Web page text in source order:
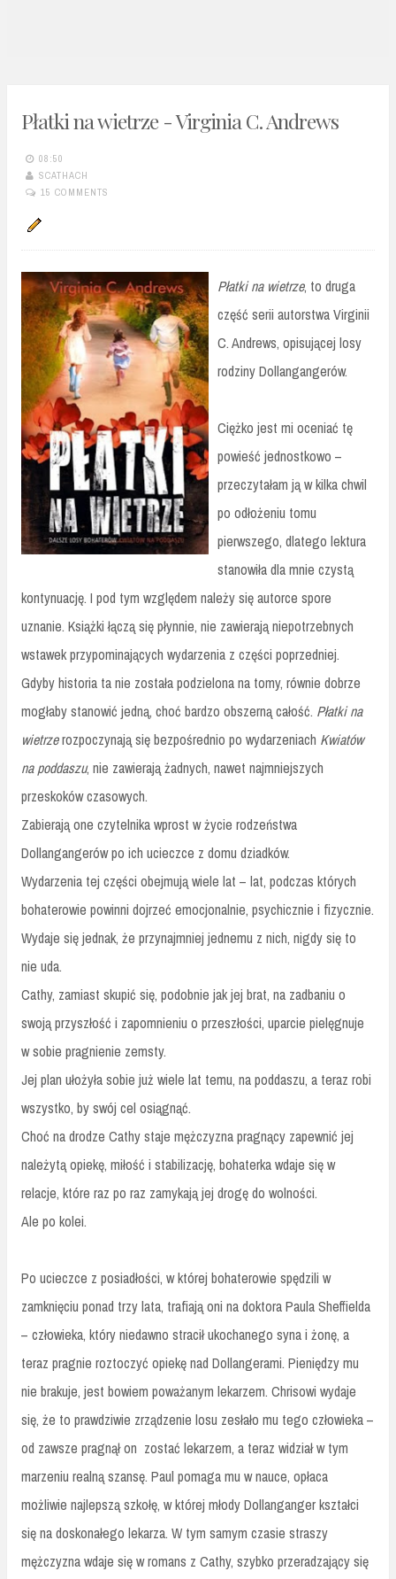
Płatki na wietrze - Virginia C. Andrews
08:50
SCATHACH
15 COMMENTS
Płatki na wietrze, to druga
część serii autorstwa Virginii
C. Andrews, opisującej losy
rodziny Dollangangerów.
Ciężko jest mi oceniać tę
powieść jednostkowo –
przeczytałam ją w kilka chwil
po odłożeniu tomu
pierwszego, dlatego lektura
stanowiła dla mnie czystą
kontynuację. I pod tym względem należy się autorce spore
uznanie. Książki łączą się płynnie, nie zawierają niepotrzebnych
wstawek przypominających wydarzenia z części poprzedniej.
Gdyby historia ta nie została podzielona na tomy, równie dobrze
mogłaby stanowić jedną, choć bardzo obszerną całość. Płatki na
wietrzerozpoczynają się bezpośrednio po wydarzeniach Kwiatów
na poddaszu, nie zawierają żadnych, nawet najmniejszych
przeskoków czasowych.
Zabierają one czytelnika wprost w życie rodzeństwa
Dollangangerów po ich ucieczce z domu dziadków.
Wydarzenia tej części obejmują wiele lat – lat, podczas których
bohaterowie powinni dojrzeć emocjonalnie, psychicznie i fizycznie.
Wydaje się jednak, że przynajmniej jednemu z nich, nigdy się to
nie uda.
Cathy, zamiast skupić się, podobnie jak jej brat, na zadbaniu o
swoją przyszłość i zapomnieniu o przeszłości, uparcie pielęgnuje
w sobie pragnienie zemsty.
Jej plan ułożyła sobie już wiele lat temu, na poddaszu, a teraz robi
wszystko, by swój cel osiągnąć.
Choć na drodze Cathy staje mężczyzna pragnący zapewnić jej
należytą opiekę, miłość i stabilizację, bohaterka wdaje się w
relacje, które raz po raz zamykają jej drogę do wolności.
Ale po kolei.
Po ucieczce z posiadłości, w której bohaterowie spędzili w
zamknięciu ponad trzy lata, trafiają oni na doktora Paula Sheffielda
– człowieka, który niedawno stracił ukochanego syna i żonę, a
teraz pragnie roztoczyć opiekę nad Dollangerami. Pieniędzy mu
nie brakuje, jest bowiem poważanym lekarzem. Chrisowi wydaje
się, że to prawdziwie zrządzenie losu zesłało mu tego człowieka –
od zawsze pragnął on zostać lekarzem, a teraz widział w tym
marzeniu realną szansę. Paul pomaga mu w nauce, opłaca
możliwie najlepszą szkołę, w której młody Dollanganger kształci
się na doskonałego lekarza. W tym samym czasie straszy
mężczyzna wdaje się w romans z Cathy, szybko przeradzający się